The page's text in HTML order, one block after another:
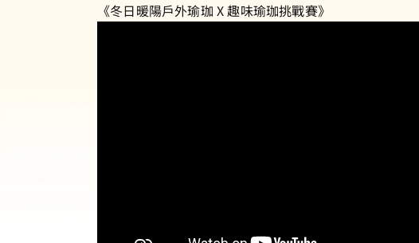
《‪冬日暖陽戶外瑜珈‬ X ‪趣味瑜珈挑戰賽‬》